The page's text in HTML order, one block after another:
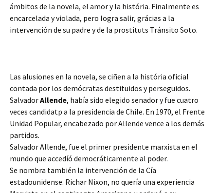
ámbitos de la novela, el amor y la história. Finalmente es
encarcelada y violada, pero logra salir, grácias a la
intervención de su padre y de la prostituts Tránsito Soto.
Las alusiones en la novela, se ciñen a la história oficial
contada por los demócratas destituidos y perseguidos.
SalvadorAllende, había sido elegido senador y fue cuatro
veces candidatp a la presidencia de Chile. En 1970, el Frente
Unidad Popular, encabezado por Allende vence a los demás
partidos.
Salvador Allende, fue el primer presidente marxista en el
mundo que accedíó democráticamente al poder.
Se nombra también la intervención de la Cía
estadounidense. Richar Nixon, no quería una experiencia